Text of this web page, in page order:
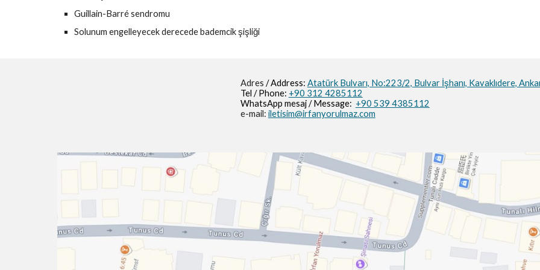
Guillain-Barré sendromu
Solunum engelleyecek derecede bademcik şişliği
Adres / Address: Atatürk Bulvarı, No:223/2, Bulvar İşhanı, Kavaklıdere,
Tel / Phone: +90 312 4285112
WhatsApp mesaj / Message: +90 539 4385112
e-mail: iletisim@irfanyorulmaz.com